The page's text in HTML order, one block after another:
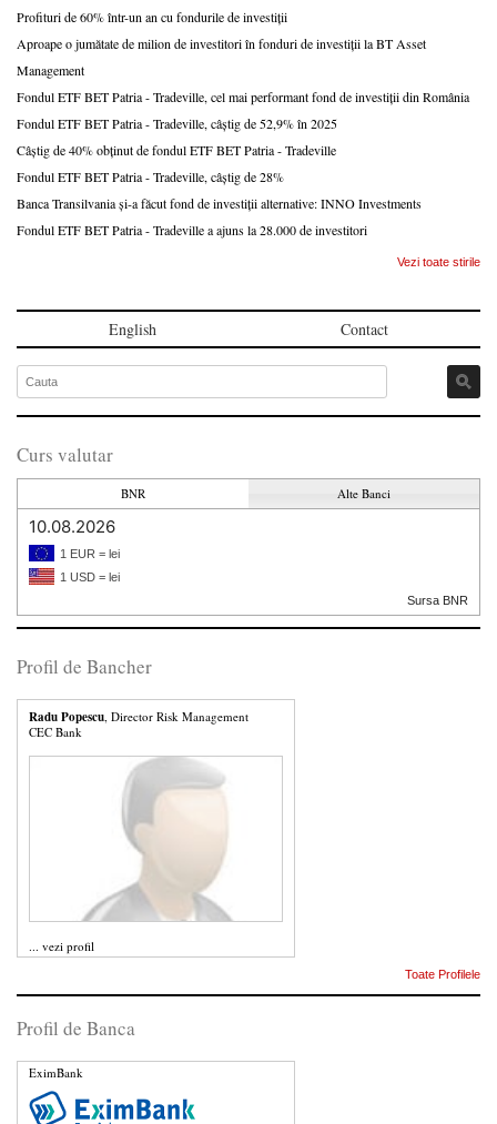
Profituri de 60% într-un an cu fondurile de investiții
Aproape o jumătate de milion de investitori în fonduri de investiții la BT Asset
Management
Fondul ETF BET Patria - Tradeville, cel mai performant fond de investiții din România
Fondul ETF BET Patria - Tradeville, câștig de 52,9% în 2025
Câștig de 40% obținut de fondul ETF BET Patria - Tradeville
Fondul ETF BET Patria - Tradeville, câștig de 28%
Banca Transilvania și-a făcut fond de investiții alternative: INNO Investments
Fondul ETF BET Patria - Tradeville a ajuns la 28.000 de investitori
Vezi toate stirile
English Contact
Curs valutar
BNR Alte Banci
10.08.2026
1 EUR = lei
1 USD = lei
Sursa BNR
Profil de Bancher
Radu Popescu , Director Risk Management
CEC Bank
... vezi profil
Toate Profilele
Profil de Banca
EximBank